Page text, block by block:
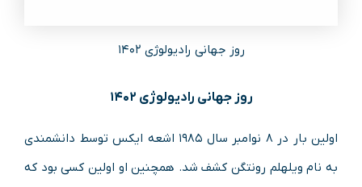
روز جهانی رادیولوژی ۱۴۰۲
روز جهانی رادیولوژی ۱۴۰۲
اولین بار در ۸ نوامبر سال ۱۹۸۵ اشعه ایکس توسط دانشمندی
به نام ویلهلم رونتگن کشف شد. همچنین او اولین کسی بود که